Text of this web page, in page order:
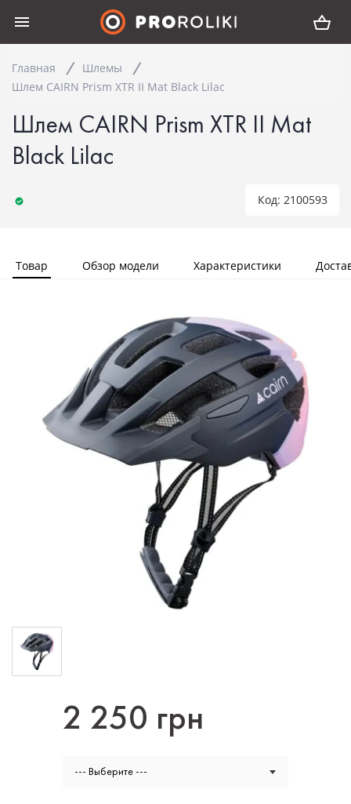
Главная
Шлемы
Шлем CAIRN Prism XTR II Mat Black Lilac
Шлем CAIRN Prism XTR II Mat
Black Lilac
Код: 2100593
Товар Обзор модели Характеристики
2 250 грн
--- Выберите ---